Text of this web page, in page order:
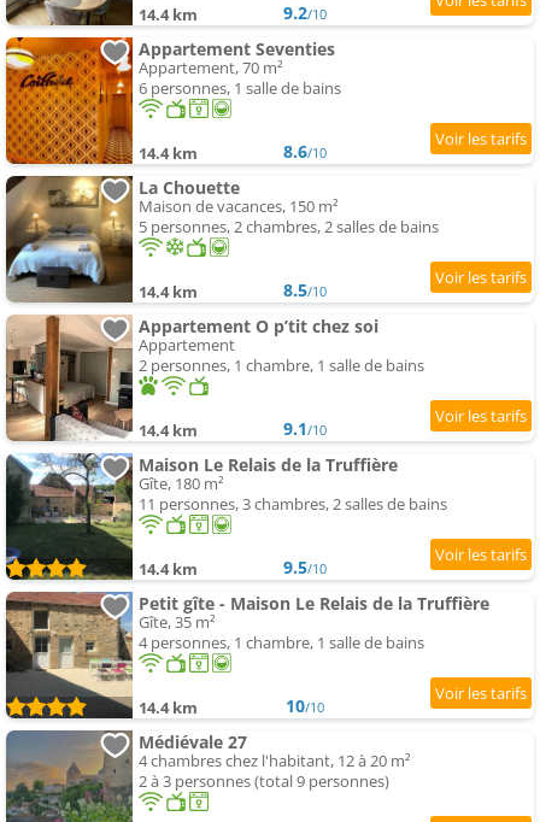
14.4 km 9.2/10
Appartement Seventies
Appartement, 70 m²
6 personnes, 1 salle de bains
14.4 km 8.6/10
La Chouette
Maison de vacances, 150 m²
5 personnes, 2 chambres, 2 salles de bains
14.4 km 8.5/10
Appartement O p’tit chez soi
Appartement
2 personnes, 1 chambre, 1 salle de bains
14.4 km 9.1/10
Maison Le Relais de la Truffière
Gîte, 180 m²
11 personnes, 3 chambres, 2 salles de bains
14.4 km 9.5/10
Petit gîte - Maison Le Relais de la Truffière
Gîte, 35 m²
4 personnes, 1 chambre, 1 salle de bains
14.4 km 10/10
Médiévale 27
4 chambres chez l'habitant, 12 à 20 m²
2 à 3 personnes (total 9 personnes)